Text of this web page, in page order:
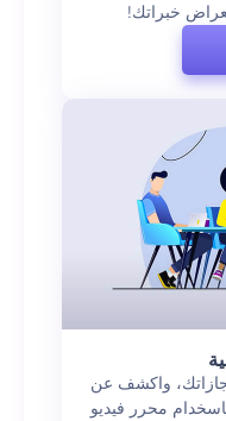
خبراتك!
واكشف عن
محرر فيديو